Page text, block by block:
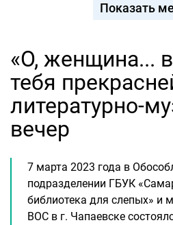
Показать
«О, женщина...
тебя
литературно-
вечер
7 марта 2023 года в
подразделении ГБУК
библиотека для слепых» и
ВОС в г. Чапаевске